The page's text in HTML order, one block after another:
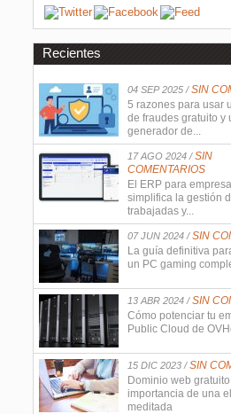
Recientes
04 SEP 2025 /SIN
5 razones para usar
de fraudes gratuito y
generador de...
17 AGO 2024 /SIN
COMENTARIOS
El ERP para
simplifica la gestión
trabajadas y...
07 JUN 2024 /SIN
La guía definitiva
un PC gaming
13 ABR 2024 /SIN
Cómo potenciar tu
Public Cloud de
15 DIC 2023 /SIN
Dominio web
importancia de una
meditada